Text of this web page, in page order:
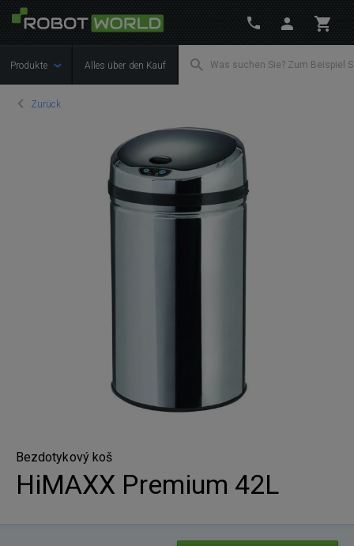
Produkte Alles über den Kauf
Zurück
Bezdotykový koš
HiMAXX Premium 42L